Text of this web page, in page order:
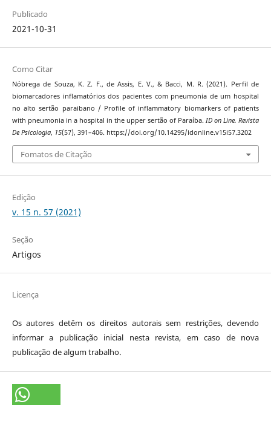
Publicado
2021-10-31
Como Citar
Nóbrega de Souza, K. Z. F., de Assis, E. V., & Bacci, M. R. (2021). Perfil de
biomarcadores inflamatórios dos pacientes com pneumonia de um hospital
no alto sertão paraibano / Profile of inflammatory biomarkers of patients
with pneumonia in a hospital in the upper sertão of Paraíba.ID on Line. Revista
De Psicologia, 15(57), 391–406. https://doi.org/10.14295/idonline.v15i57.3202
Fomatos de Citação
Edição
v. 15 n. 57 (2021)
Seção
Artigos
Licença
Os autores detêm os direitos autorais sem restrições, devendo
informar a publicação inicial nesta revista, em caso de nova
publicação de algum trabalho.